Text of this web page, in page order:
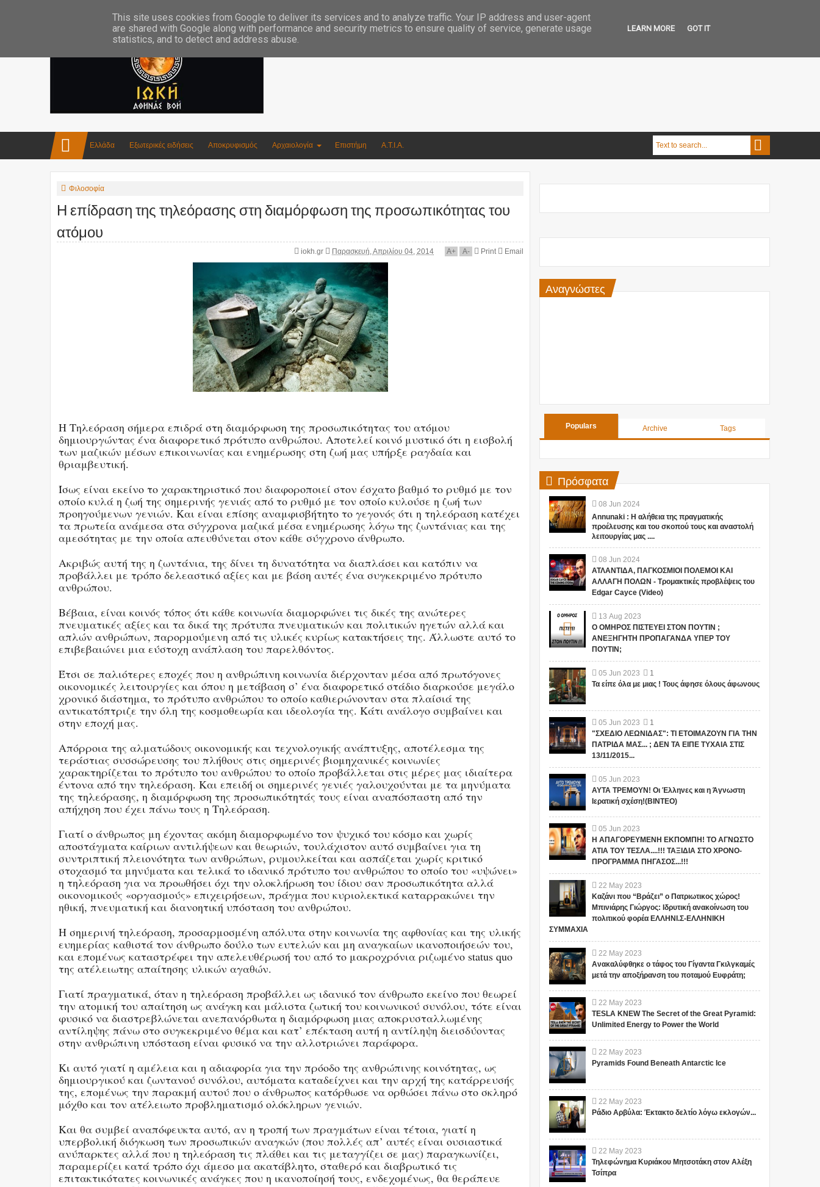
Ελλάδα Εξωτερικές ειδήσεις Αποκρυφισμός Αρχαιολογία Επιστήμη Α.Τ.Ι.Α.
Φιλοσοφία
Η επίδραση της τηλεόρασης στη διαμόρφωση της προσωπικότητας του
ατόμου
iokh.gr Παρασκευή, Απριλίου 04, 2014 A+ A- Print Email
Η Τηλεόραση σήμερα επιδρά στη διαμόρφωση της προσωπικότητας του ατόμου
δημιουργώντας ένα διαφορετικό πρότυπο ανθρώπου. Αποτελεί κοινό μυστικό ότι η εισβολή
των μαζικών μέσων επικοινωνίας και ενημέρωσης στη ζωή μας υπήρξε ραγδαία και
θριαμβευτική.
Ίσως είναι εκείνο το χαρακτηριστικό που διαφοροποιεί στον έσχατο βαθμό το ρυθμό με τον
οποίο κυλά η ζωή της σημερινής γενιάς από το ρυθμό με τον οποίο κυλούσε η ζωή των
προηγούμενων γενιών. Και είναι επίσης αναμφισβήτητο το γεγονός ότι η τηλεόραση κατέχει
τα πρωτεία ανάμεσα στα σύγχρονα μαζικά μέσα ενημέρωσης λόγω της ζωντάνιας και της
αμεσότητας με την οποία απευθύνεται στον κάθε σύγχρονο άνθρωπο.
Ακριβώς αυτή της η ζωντάνια, της δίνει τη δυνατότητα να διαπλάσει και κατόπιν να
προβάλλει με τρόπο δελεαστικό αξίες και με βάση αυτές ένα συγκεκριμένο πρότυπο
ανθρώπου.
Βέβαια, είναι κοινός τόπος ότι κάθε κοινωνία διαμορφώνει τις δικές της ανώτερες
πνευματικές αξίες και τα δικά της πρότυπα πνευματικών και πολιτικών ηγετών αλλά και
απλών ανθρώπων, παρορμούμενη από τις υλικές κυρίως κατακτήσεις της. Άλλωστε αυτό το
επιβεβαιώνει μια εύστοχη ανάπλαση του παρελθόντος.
Έτσι σε παλιότερες εποχές που η ανθρώπινη κοινωνία διέρχονταν μέσα από πρωτόγονες
οικονομικές λειτουργίες και όπου η μετάβαση σ’ ένα διαφορετικό στάδιο διαρκούσε μεγάλο
χρονικό διάστημα, το πρότυπο ανθρώπου το οποίο καθιερώνονταν στα πλαίσιά της
αντικατόπτριζε την όλη της κοσμοθεωρία και ιδεολογία της. Κάτι ανάλογο συμβαίνει και
στην εποχή μας.
Απόρροια της αλματώδους οικονομικής και τεχνολογικής ανάπτυξης, αποτέλεσμα της
τεράστιας συσσώρευσης του πλήθους στις σημερινές βιομηχανικές κοινωνίες
χαρακτηρίζεται το πρότυπο του ανθρώπου το οποίο προβάλλεται στις μέρες μας ιδιαίτερα
έντονα από την τηλεόραση. Και επειδή οι σημερινές γενιές γαλουχούνται με τα μηνύματα
της τηλεόρασης, η διαμόρφωση της προσωπικότητάς τους είναι αναπόσπαστη από την
απήχηση που έχει πάνω τους η Τηλεόραση.
Γιατί ο άνθρωπος μη έχοντας ακόμη διαμορφωμένο τον ψυχικό του κόσμο και χωρίς
αποστάγματα καίριων αντιλήψεων και θεωριών, τουλάχιστον αυτό συμβαίνει για τη
συντριπτική πλειονότητα των ανθρώπων, ρυμουλκείται και ασπάζεται χωρίς κριτικό
στοχασμό τα μηνύματα και τελικά το ιδανικό πρότυπο του ανθρώπου το οποίο του «υψώνει»
η τηλεόραση για να προωθήσει όχι την ολοκλήρωση του ίδιου σαν προσωπικότητα αλλά
οικονομικούς «οργασμούς» επιχειρήσεων, πράγμα που κυριολεκτικά καταρρακώνει την
ηθική, πνευματική και διανοητική υπόσταση του ανθρώπου.
Η σημερινή τηλεόραση, προσαρμοσμένη απόλυτα στην κοινωνία της αφθονίας και της υλικής
ευημερίας καθιστά τον άνθρωπο δούλο των ευτελών και μη αναγκαίων ικανοποιήσεών του,
και επομένως καταστρέφει την απελευθέρωσή του από το μακροχρόνια ριζωμένο status quo
της ατέλειωτης απαίτησης υλικών αγαθών.
Γιατί πραγματικά, όταν η τηλεόραση προβάλλει ως ιδανικό τον άνθρωπο εκείνο που θεωρεί
την ατομική του απαίτηση ως ανάγκη και μάλιστα ζωτική του κοινωνικού συνόλου, τότε είναι
φυσικό να διαστρεβλώνεται ανεπανόρθωτα η διαμόρφωση μιας αποκρυσταλλωμένης
αντίληψης πάνω στο συγκεκριμένο θέμα και κατ’ επέκταση αυτή η αντίληψη διεισδύοντας
στην ανθρώπινη υπόσταση είναι φυσικό να την αλλοτριώνει παράφορα.
Κι αυτό γιατί η αμέλεια και η αδιαφορία για την πρόοδο της ανθρώπινης κοινότητας, ως
δημιουργικού και ζωντανού συνόλου, αυτόματα καταδείχνει και την αρχή της κατάρρευσής
της, επομένως την παρακμή αυτού που ο άνθρωπος κατόρθωσε να ορθώσει πάνω στο σκληρό
μόχθο και τον ατέλειωτο προβληματισμό ολόκληρων γενιών.
Και θα συμβεί αναπόφευκτα αυτό, αν η τροπή των πραγμάτων είναι τέτοια, γιατί η
υπερβολική διόγκωση των προσωπικών αναγκών (που πολλές απ’ αυτές είναι ουσιαστικά
ανύπαρκτες αλλά που η τηλεόραση τις πλάθει και τις μεταγγίζει σε μας) παραγκωνίζει,
παραμερίζει κατά τρόπο όχι άμεσο μα ακατάβλητο, σταθερό και διαβρωτικό τις
επιτακτικότατες κοινωνικές ανάγκες που η ικανοποίησή τους, ενδεχομένως, θα θεράπευε
Αναγνώστες
Populars Archive Tags
Πρόσφατα
08 Jun 2024
Annunaki : Η αλήθεια της πραγματικής
προέλευσης και του σκοπού τους και αναστολή
λειτουργίας μας ....
08 Jun 2024
ΑΤΛΑΝΤΙΔΑ, ΠΑΓΚΟΣΜΙΟΙ ΠΟΛΕΜΟΙ ΚΑΙ
ΑΛΛΑΓΗ ΠΟΛΩΝ - Τρομακτικές προβλέψεις του
Edgar Cayce (Video)
13 Aug 2023
Ο ΟΜΗΡΟΣ ΠΙΣΤΕΥΕΙ ΣΤΟΝ ΠΟΥΤΙΝ ;
ΑΝΕΞΗΓΗΤΗ ΠΡΟΠΑΓΑΝΔΑ ΥΠΕΡ ΤΟΥ
ΠΟΥΤΙΝ;
05 Jun 2023
1
Τα είπε όλα με μιας ! Τους άφησε όλους άφωνους
05 Jun 2023
1
"ΣΧΕΔΙΟ ΛΕΩΝΙΔΑΣ": ΤΙ ΕΤΟΙΜΑΖΟΥΝ ΓΙΑ ΤΗΝ
ΠΑΤΡΙΔΑ ΜΑΣ... ; ΔΕΝ ΤΑ ΕΙΠΕ ΤΥΧΑΙΑ ΣΤΙΣ
13/11/2015...
05 Jun 2023
ΑΥΤΑ ΤΡΕΜΟΥΝ! Οι Έλληνες και η Άγνωστη
Ιερατική σχέση!(ΒΙΝΤΕΟ)
05 Jun 2023
Η ΑΠΑΓΟΡΕΥΜΕΝΗ ΕΚΠΟΜΠΗ! ΤΟ ΑΓΝΩΣΤΟ
ΑΤΙΑ ΤΟΥ ΤΕΣΛΑ....!!! ΤΑΞΙΔΙΑ ΣΤΟ ΧΡΟΝΟ-
ΠΡΟΓΡΑΜΜΑ ΠΗΓΑΣΟΣ...!!!
22 May 2023
Καζάνι που “Βράζει” ο Πατριωτικος χώρος!
Μπινιάρης Γιώργος: Ιδρυτική ανακοίνωση του
πολιτικού φορέα ΕΛΛΗΝΙ.Σ-ΕΛΛΗΝΙΚΗ
ΣΥΜΜΑΧΙΑ
22 May 2023
Ανακαλύφθηκε ο τάφος του Γίγαντα Γκιλγκαμές
μετά την αποξήρανση του ποταμού Ευφράτη;
22 May 2023
TESLA KNEW The Secret of the Great Pyramid:
Unlimited Energy to Power the World
22 May 2023
Pyramids Found Beneath Antarctic Ice
22 May 2023
Ράδιο Αρβύλα: Έκτακτο δελτίο λόγω εκλογών...
22 May 2023
Τηλεφώνημα Κυριάκου Μητσοτάκη στον Αλέξη
Τσίπρα
This site uses cookies from Google to deliver its services and to analyze traffic. Your IP address and user-agent
are shared with Google along with performance and security metrics to ensure quality of service, generate usage
statistics, and to detect and address abuse.
LEARN MORE GOT IT